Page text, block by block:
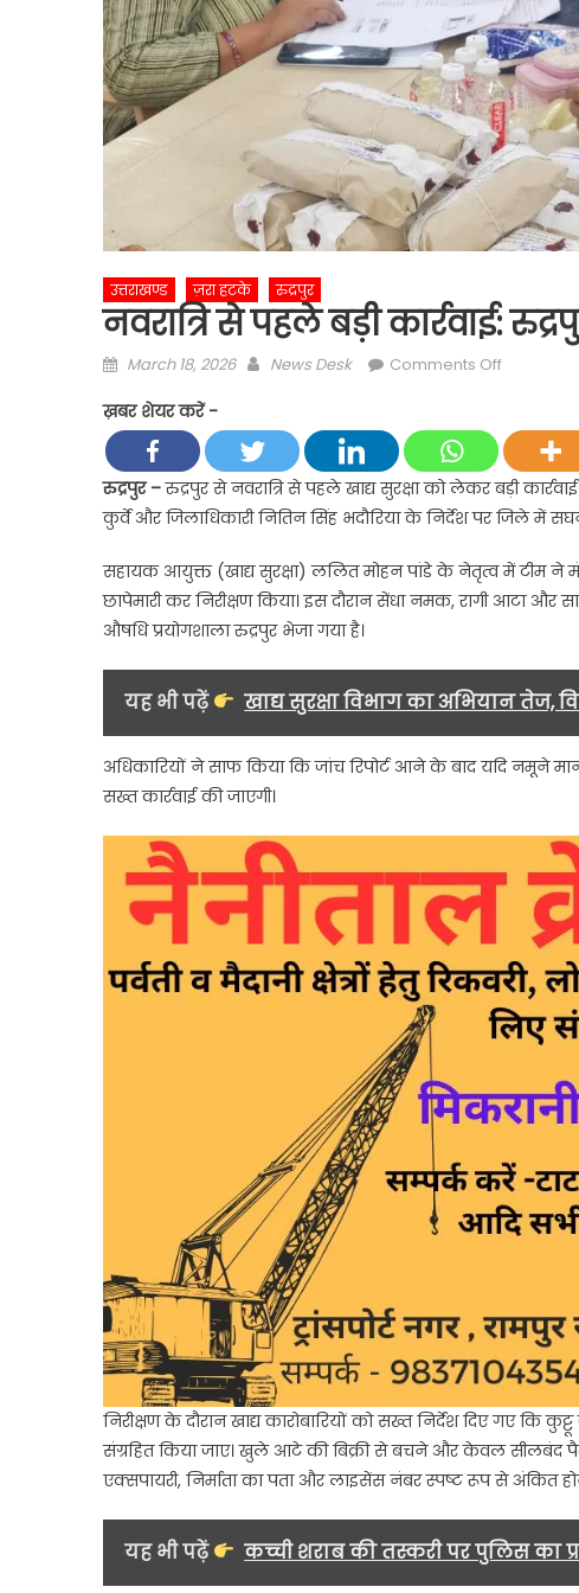
उत्तराखण्ड ज़रा हटके रुद्रपुर
नवरात्रि से पहले बड़ी कार्रवाई:
Posted
March 18, 2026 Author
News Desk Comments Offon
पहले
बड़ी
कार्रवाई:
रुद्रपुर
खाद्य
विभाग
ख़बर शेयर करें -
रुद्रपुर –रुद्रपुर से नवरात्रि से पहले खाद्य सुरक्षा को लेकर बड़ी
कुर्वे और जिलाधिकारी नितिन सिंह भदौरिया के निर्देश पर जिले में
सहायक आयुक्त (खाद्य सुरक्षा) ललित मोहन पांडे के नेतृत्व में टीम ने
छापेमारी कर निरीक्षण किया। इस दौरान सेंधा नमक, रागी आटा
औषधि प्रयोगशाला रुद्रपुर भेजा गया है।
यह भी पढ़ें खाद्य सुरक्षा विभाग का अभियान तेज,
अधिकारियों ने साफ किया कि जांच रिपोर्ट आने के बाद यदि नमूने
सख्त कार्रवाई की जाएगी।
निरीक्षण के दौरान खाद्य कारोबारियों को सख्त निर्देश दिए गए
संग्रहित किया जाए। खुले आटे की बिक्री से बचने और केवल सीलबंद
एक्सपायरी, निर्माता का पता और लाइसेंस नंबर स्पष्ट रूप से अंकित
यह भी पढ़ें कच्ची शराब की तस्करी पर पुलिस का